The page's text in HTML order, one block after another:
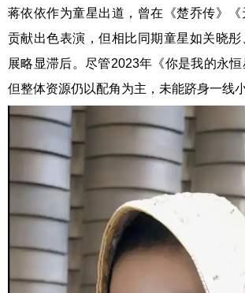
蒋依依作为童星出道，曾在《楚乔传》《
贡献出色表演，但相比同期童星如关晓
展略显滞后。尽管2023年《你是我的永恒
但整体资源仍以配角为主，未能跻身一线小